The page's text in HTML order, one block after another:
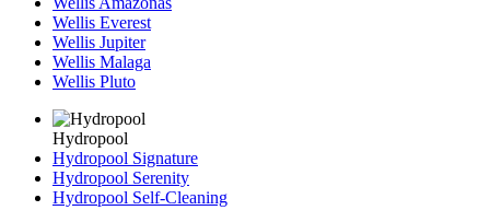
Wellis Everest
Wellis Jupiter
Wellis Malaga
Wellis Pluto
Hydropool
Hydropool Signature
Hydropool Serenity
Hydropool Self-Сleaning